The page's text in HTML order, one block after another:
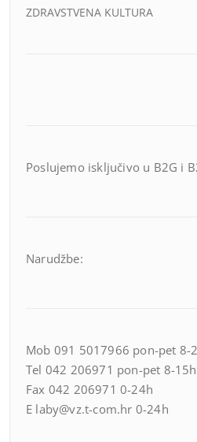
ZDRAVSTVENA KULTURA
Poslujemo isključivo u B2G i
Narudžbe:
Mob 091 5017966 pon-pet 8-
Tel 042 206971 pon-pet 8-15h
Fax 042 206971 0-24h
E laby@vz.t-com.hr 0-24h